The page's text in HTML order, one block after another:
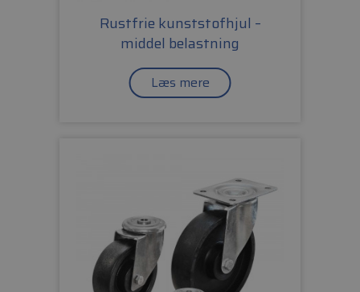
Rustfrie kunststofhjul –
middel belastning
Læs mere